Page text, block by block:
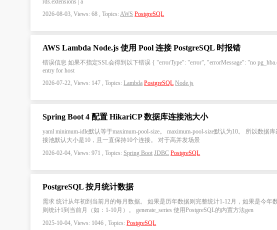
rds.extensions | a
2026-08-03, Views: 68 , Topics:AWS PostgreSQL
AWS Lambda Node.js 使用 Pool 连接 PostgreSQL 时报错
错误信息 如果不指定SSL会得到以下错误 { "errorType": "error", "errorMessage": "no
entry for host
2026-07-22, Views: 147 , Topics:Lambda PostgreSQL Node.js
Spring Boot 4 配置 HikariCP 数据库连接池大小
yaml minimum-idle默认等于maximum-pool-size。 maximum-pool-size默认为10。 所以数据库
接池默认大小是10，且一直保持10个连接。 对于高并发场景
2026-02-04, Views: 971 , Topics: Spring Boot JDBC PostgreSQL
PostgreSQL 按月统计数据
需求 统计从年初到当前月的每月数据。 如果是历年数据则完整统计1-12月，如果是今年
则统计1到当前月（如：1-10月）。 generate_series 使用PostgreSQL的内置方法gen
2025-10-04, Views: 1046 , Topics:PostgreSQL